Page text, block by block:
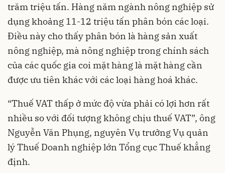
trăm triệu tấn. Hàng năm ngành nông nghiệp sử
dụng khoảng 11-12 triệu tấn phân bón các loại.
Điều này cho thấy phân bón là hàng sản xuất
nông nghiệp, mà nông nghiệp trong chính sách
của các quốc gia coi mặt hàng là mặt hàng cần
được ưu tiên khác với các loại hàng hoá khác.
“Thuế VAT thấp ở mức độ vừa phải có lợi hơn rất
nhiều so với đối tượng không chịu thuế VAT”, ông
Nguyễn Văn Phụng, nguyên Vụ trưởng Vụ quản
lý Thuế Doanh nghiệp lớn Tổng cục Thuế khẳng
định.